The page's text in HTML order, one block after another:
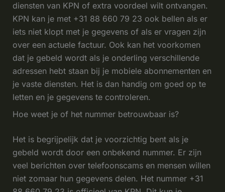
diensten van KPN of extra voordeel wilt ontvangen.
KPN kan je met +31 88 660 79 23 ook bellen als er
iets niet klopt met je gegevens of als er vragen zijn
over een actuele factuur. Ook kan het voorkomen
dat je gebeld wordt als je onderling verschillende
adressen hebt staan bij je mobiele abonnementen en
je vaste diensten. Het is dan handig om goed op te
letten en je gegevens te controleren.
Hoe weet je of het nummer betrouwbaar is?
Het is begrijpelijk dat je voorzichtig bent als je
gebeld wordt door een onbekend nummer. Er zijn
veel berichten over telefoonscams en mensen willen
niet zomaar hun gegevens delen. Het nummer +31